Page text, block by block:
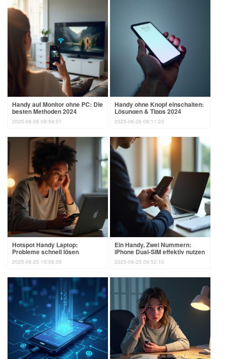
Handy auf Monitor ohne PC: Die
besten Methoden 2024
2025-06-26 09:59:01
Handy ohne Knopf einschalten:
Lösungen & Tipps 2024
2025-06-26 09:11:20
Hotspot Handy Laptop:
Probleme schnell lösen
2025-06-25 10:58:09
Ein Handy, Zwei Nummern:
iPhone Dual-SIM effektiv nutzen
2025-06-25 09:52:10